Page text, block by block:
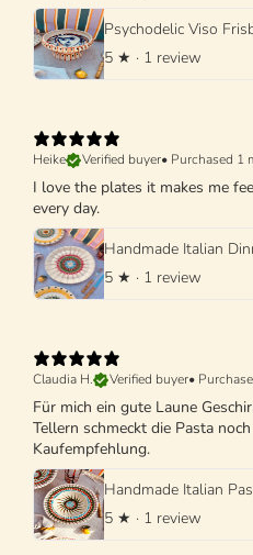
5 ★ · 1 review
Heike
Verified buyer• Purchased 1
I love the plates it makes me
every day.
5 ★ · 1 review
Claudia H.
Verified buyer•
Für mich ein gute Laune
Tellern schmeckt die Pasta
Kaufempfehlung.
5 ★ · 1 review